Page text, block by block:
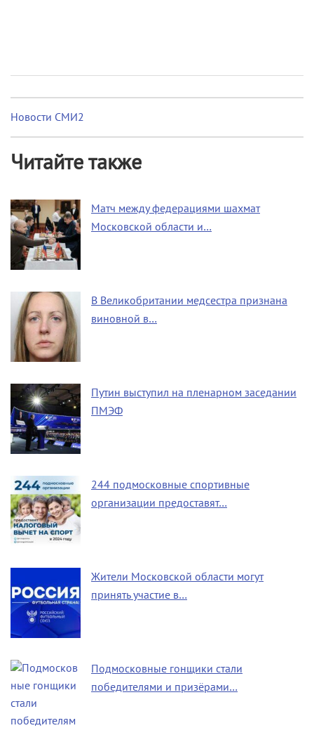
Новости СМИ2
Читайте также
Матч между федерациями шахмат
Московской области и…
В Великобритании медсестра признана
виновной в…
Путин выступил на пленарном заседании
ПМЭФ
244 подмосковные спортивные
организации предоставят…
Жители Московской области могут
принять участие в…
Подмосковные гонщики стали
победителями и призёрами…